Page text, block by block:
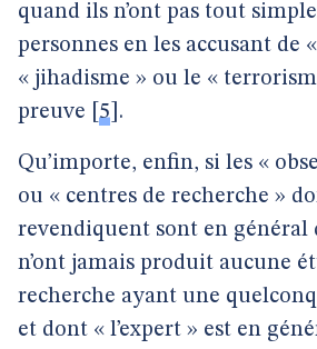
quand ils n’ont pas tout
personnes en les accusant de
« jihadisme » ou le «
preuve
5 .
Qu’importe, enfin, si les «
ou « centres de recherche »
revendiquent sont en général
n’ont jamais produit aucune
recherche ayant une
et dont « l’expert » est en